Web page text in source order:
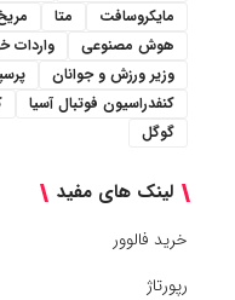
مایکروسافت
متا
هوش مصنوعی
واردات
وزیر ورزش و جوانان
کنفدراسیون فوتبال آسیا
گوگل
لینک های مفید
خرید فالوور
رپورتاژ